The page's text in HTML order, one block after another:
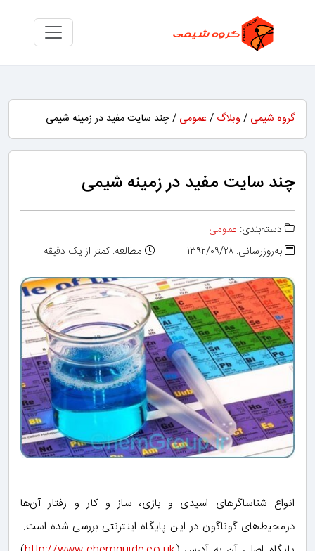
گروه شیمی / وبلاگ / عمومی / چند سایت مفید در زمینه شیمی
چند سایت مفید در زمینه شیمی
دسته‌بندی: عمومی
به‌روزرسانی: ۱۳۹۲/۰۹/۲۸
مطالعه: کمتر از یک دقیقه
انواع شناساگرهای اسیدی و بازی، ساز و کار و رفتار آن‌ها
درمحیط‌های گوناگون در این پایگاه اینترنتی بررسی شده است.